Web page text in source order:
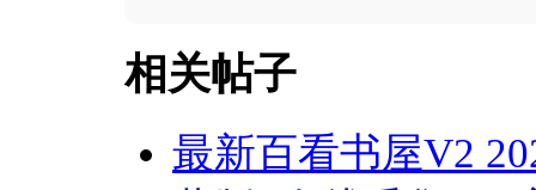
相关帖子
最新百看书屋V2